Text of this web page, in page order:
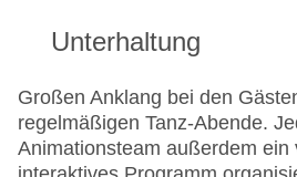
Unterhaltung
Großen Anklang bei den
regelmäßigen Tanz-Abende.
Animationsteam außerdem ein